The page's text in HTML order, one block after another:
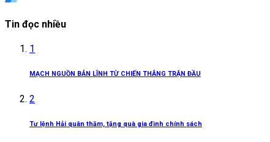
Tin đọc nhiều
1
MẠCH NGUỒN BẢN LĨNH TỪ CHIẾN THẮNG TRẬN ĐẦU
2
Tư lệnh Hải quân thăm, tặng quà gia đình chính sách